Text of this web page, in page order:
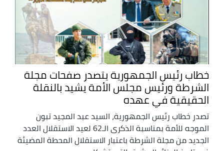
خطاب رئيس الجمهورية يتصدر صفحات مجلة
الشرطة ورئيس مجلس الأمة يشيد بالنقلة
الحقيقية في عهده
تصدر خطاب رئيس الجمهورية، السيد عبد المجيد تبون
الموجه للأمة بمناسبة الذكرى الـ62 لعيد الاستقلال العدد
الجديد من مجلة الشرطة باعتبار الاستقلال المحطة المضيئة